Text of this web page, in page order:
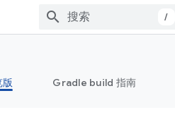
/
Gradle build 指南